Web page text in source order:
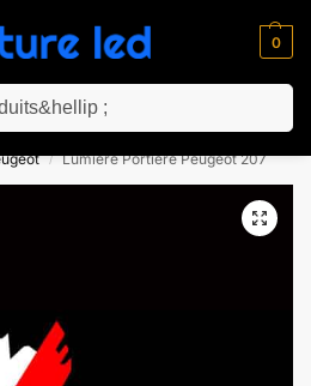
0
nouveaux clients avec le code “NC10”
/ Lumiere Portiere Peugeot 207